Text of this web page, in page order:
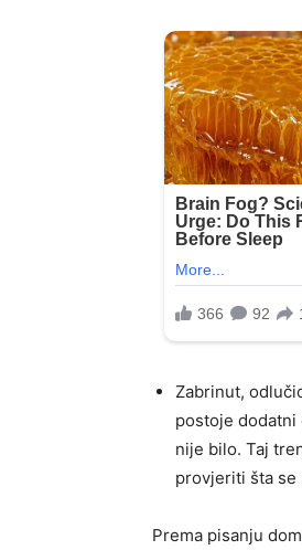
Zabrinut,
postoje dodatni
nije bilo. Taj
provjeriti šta se
Prema pisanju